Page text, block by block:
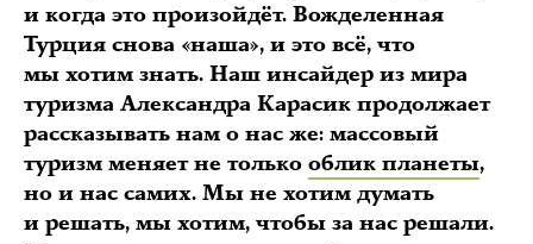
и когда это произойдёт. Вожделенная
Турция снова «наша», и это всё, что
мы хотим знать. Наш инсайдер из мира
туризма Александра Карасик продолжает
рассказывать нам о нас же: массовый
туризм меняет не только облик планеты,
но и нас самих. Мы не хотим думать
и решать, мы хотим, чтобы за нас решали.